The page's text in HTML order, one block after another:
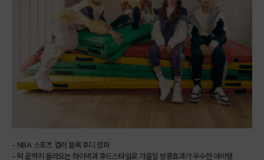
- NBA 스포츠 컬러 블록 후디 점퍼
- 턱 끝까지 올라오는 하이넥과 후드스타일로 가을철 방풍효과가 우수한 아이템